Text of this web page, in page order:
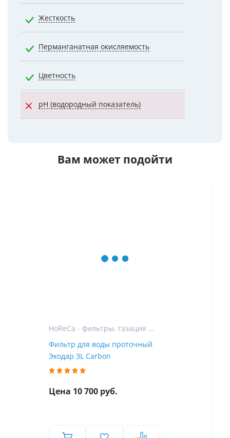
Жесткость
Перманганатная окисляемость
Цветность
pH (водородный показатель)
Вам может подойти
HoReCa - фильтры, газация и розлив воды для гостиниц, ресторанов и кафе
Фильтр для воды проточный
Экодар 3L Carbon
Цена 10 700 руб.